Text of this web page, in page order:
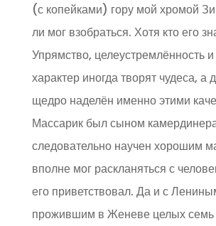
(с копейками) гору мой хромой
ли мог взобраться. Хотя кто его
Упрямство, целеустремлённость
характер иногда творят чудеса, а
щедро наделён именно этими
Массарик был сыном
следовательно научен хорошим
вполне мог раскланяться с
его приветствовал. Да и с
прожившим в Женеве целых семь